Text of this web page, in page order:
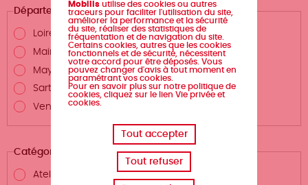
Département
Loire-Atlantique
Maine-et-Loire
Mayenne
Sarthe
Vendée
Catégories
Atelier d'écriture
Mobilis utilise des cookies ou autres
traceurs pour faciliter l'utilisation du site,
améliorer la performance et la sécurité
du site, réaliser des statistiques de
fréquentation et de navigation du site.
Certains cookies, autres que les cookies
fonctionnels et de sécurité, nécessitent
votre accord pour être déposés. Vous
pouvez changer d'avis à tout moment en
paramétrant vos cookies.
Pour en savoir plus sur notre politique de
cookies, cliquez sur le lien Vie privée et
cookies.
Tout accepter
Tout refuser